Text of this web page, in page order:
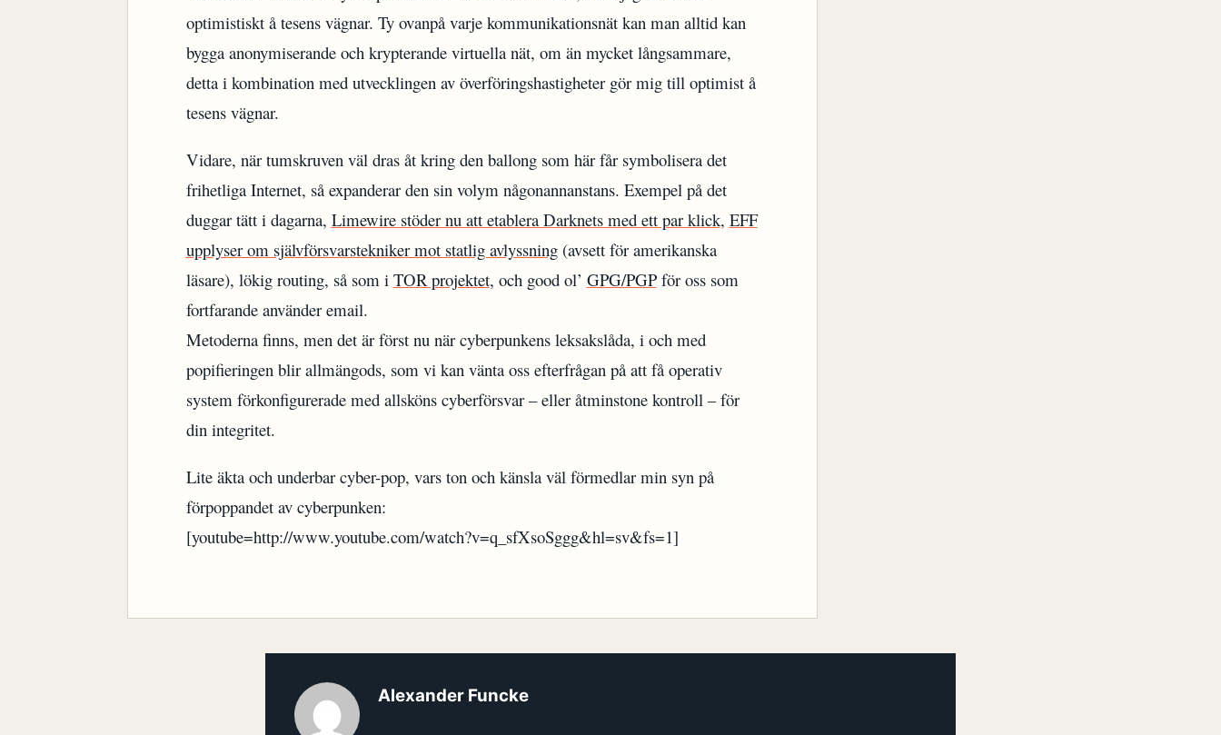
optimistiskt å tesens vägnar. Ty ovanpå varje kommunikationsnät kan man alltid kan
bygga anonymiserande och krypterande virtuella nät, om än mycket långsammare,
detta i kombination med utvecklingen av överföringshastigheter gör mig till optimist å
tesens vägnar.
Vidare, när tumskruven väl dras åt kring den ballong som här får symbolisera det
frihetliga Internet, så expanderar den sin volym någonannanstans. Exempel på det
duggar tätt i dagarna, Limewire stöder nu att etablera Darknets med ett par klick, EFF
upplyser om självförsvarstekniker mot statlig avlyssning(avsett för amerikanska
läsare), lökig routing, så som i TOR projektet, och good ol’ GPG/PGPför oss som
fortfarande använder email.
Metoderna finns, men det är först nu när cyberpunkens leksakslåda, i och med
popifieringen blir allmängods, som vi kan vänta oss efterfrågan på att få operativ
system förkonfigurerade med allsköns cyberförsvar – eller åtminstone kontroll – för
din integritet.
Lite äkta och underbar cyber-pop, vars ton och känsla väl förmedlar min syn på
förpoppandet av cyberpunken:
[youtube=http://www.youtube.com/watch?v=q_sfXsoSggg&hl=sv&fs=1]
Alexander Funcke